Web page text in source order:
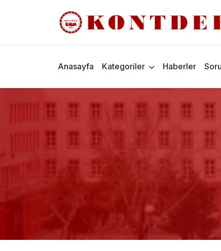
Anasayfa Kategoriler Haberler